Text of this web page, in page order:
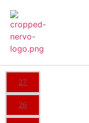
27
26